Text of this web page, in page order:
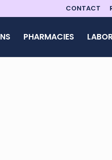
CONTACT
PHARMACIES